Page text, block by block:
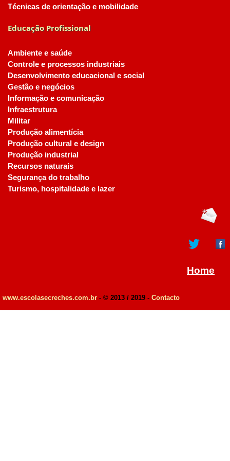
Técnicas de orientação e mobilidade
Educação Profissional
Ambiente e saúde
Controle e processos industriais
Desenvolvimento educacional e social
Gestão e negócios
Informação e comunicação
Infraestrutura
Militar
Produção alimentícia
Produção cultural e design
Produção industrial
Recursos naturais
Segurança do trabalho
Turismo, hospitalidade e lazer
Home
www.escolasecreches.com.br - © 2013 / 2019 - Contacto